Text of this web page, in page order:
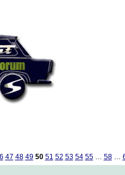
47 48 49 50 51 52 53 54 55… 58…